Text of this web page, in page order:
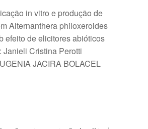
in vitro e produção de
Alternanthera philoxeroides
efeito de elicitores abióticos
Janieli Cristina Perotti
JACIRA BOLACEL